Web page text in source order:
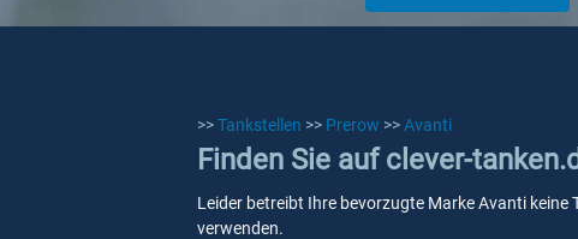
>>Tankstellen >> Prerow >>Avanti
Finden Sie auf clever-
Leider betreibt Ihre bevorzugte Marke Avanti keine
verwenden.